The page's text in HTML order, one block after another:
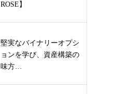
ROSE】
堅実なバイナリーオプシ
ョンを学び、資産構築の
味方…